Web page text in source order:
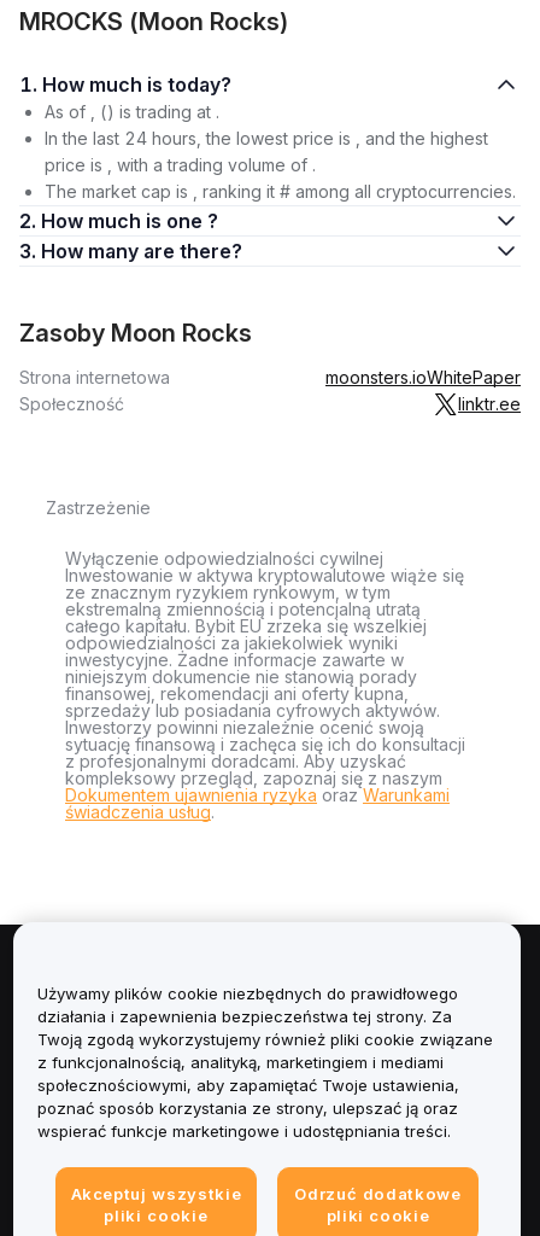
MROCKS (Moon Rocks)
1. How much is today?
As of , () is trading at .
In the last 24 hours, the lowest price is , and the highest
price is , with a trading volume of .
The market cap is , ranking it # among all cryptocurrencies.
2. How much is one ?
3. How many are there?
Zasoby Moon Rocks
Strona internetowa moonsters.ioWhitePaper
Społeczność
linktr.ee
Zastrzeżenie
Wyłączenie odpowiedzialności cywilnej
Inwestowanie w aktywa kryptowalutowe wiąże się
ze znacznym ryzykiem rynkowym, w tym
ekstremalną zmiennością i potencjalną utratą
całego kapitału. Bybit EU zrzeka się wszelkiej
odpowiedzialności za jakiekolwiek wyniki
inwestycyjne. Żadne informacje zawarte w
niniejszym dokumencie nie stanowią porady
finansowej, rekomendacji ani oferty kupna,
sprzedaży lub posiadania cyfrowych aktywów.
Inwestorzy powinni niezależnie ocenić swoją
sytuację finansową i zachęca się ich do konsultacji
z profesjonalnymi doradcami. Aby uzyskać
kompleksowy przegląd, zapoznaj się z naszym
Dokumentem ujawnienia ryzyka orazWarunkami
świadczenia usług.
Informacje
Usługi
Obsługa Klienta
Informacje prawne
Używamy plików cookie niezbędnych do prawidłowego
działania i zapewnienia bezpieczeństwa tej strony. Za
Twoją zgodą wykorzystujemy również pliki cookie związane
z funkcjonalnością, analityką, marketingiem i mediami
społecznościowymi, aby zapamiętać Twoje ustawienia,
poznać sposób korzystania ze strony, ulepszać ją oraz
wspierać funkcje marketingowe i udostępniania treści.
Akceptuj wszystkie
pliki cookie
Odrzuć dodatkowe
pliki cookie